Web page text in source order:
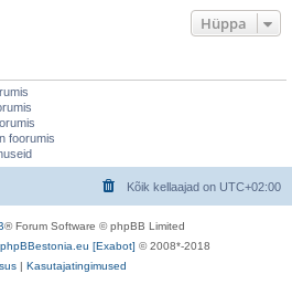
Hüppa
foorumis
Kõik kellaajad on UTC+02:00
® Forum Software © phpBB Limited
phpBBestonia.eu [Exabot] © 2008*-2018
| Kasutajatingimused